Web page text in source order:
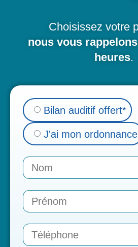
Choisissez votre
nous vous
heures.
Bilan auditif offert*
J'ai mon ordonnance